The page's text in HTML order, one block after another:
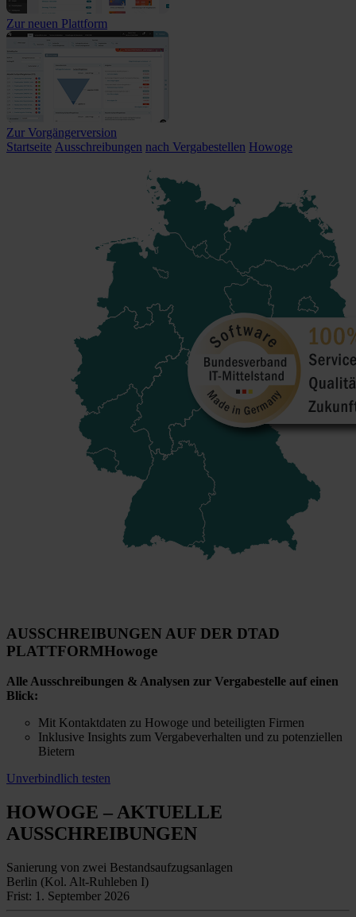
Zur neuen Plattform
Zur Vorgängerversion
Startseite Ausschreibungen nach Vergabestellen Howoge
AUSSCHREIBUNGEN AUF DER DTAD
PLATTFORMHowoge
Alle Ausschreibungen & Analysen zur Vergabestelle auf einen
Blick:
Mit Kontaktdaten zu Howoge und beteiligten Firmen
Inklusive Insights zum Vergabeverhalten und zu potenziellen
Bietern
Unverbindlich testen
HOWOGE – AKTUELLE
AUSSCHREIBUNGEN
Sanierung von zwei Bestandsaufzugsanlagen
Berlin (Kol. Alt-Ruhleben I)
Frist: 1. September 2026